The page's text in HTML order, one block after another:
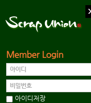
Member Login
아이디저장
고객센터
공지사항